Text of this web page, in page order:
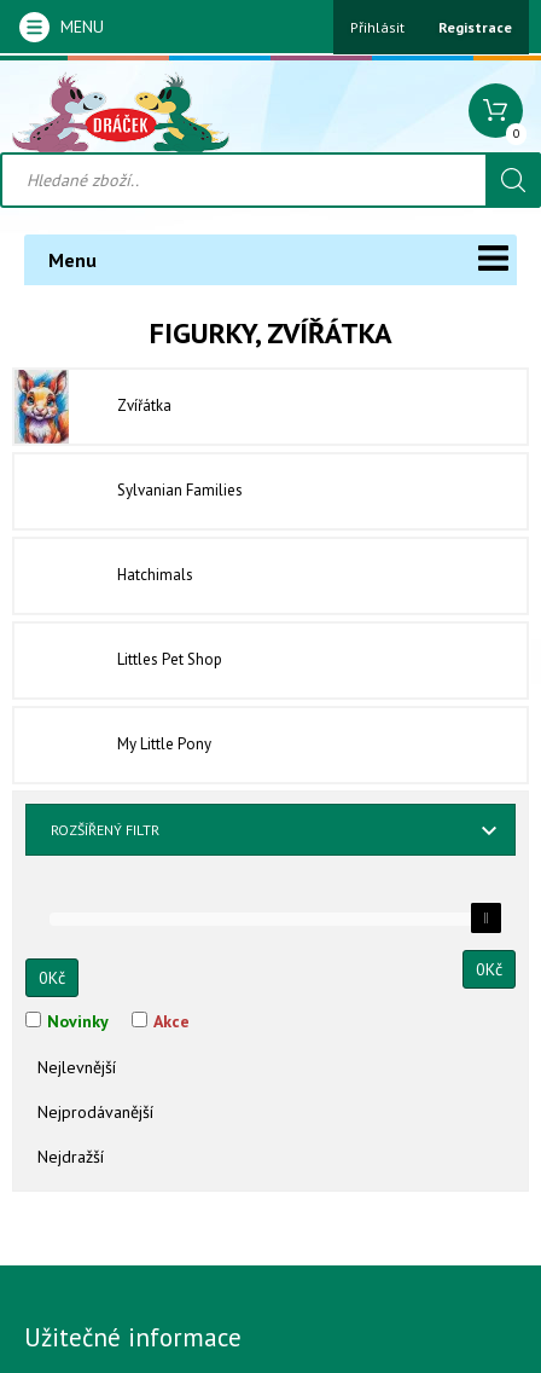
MENU Přihlásit Registrace
0
Menu
FIGURKY, ZVÍŘÁTKA
Zvířátka
Sylvanian Families
Hatchimals
Littles Pet Shop
My Little Pony
ROZŠÍŘENÝ FILTR
0Kč 0Kč
Novinky Akce
Nejlevnější
Nejprodávanější
Nejdražší
Užitečné informace